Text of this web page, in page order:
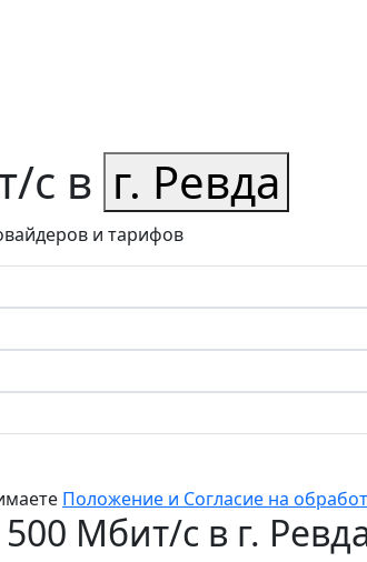
с в г. Ревда
и тарифов
Положение и Согласие на
Мбит/с в г.